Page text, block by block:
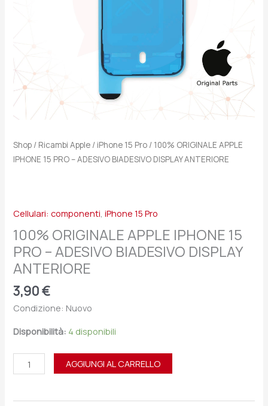
Shop / Ricambi Apple / iPhone 15 Pro / 100% ORIGINALE APPLE
IPHONE 15 PRO – ADESIVO BIADESIVO DISPLAY ANTERIORE
Cellulari: componenti,iPhone 15 Pro
100% ORIGINALE APPLE IPHONE 15
PRO – ADESIVO BIADESIVO DISPLAY
ANTERIORE
3,90€
Condizione: Nuovo
Disponibilità: 4 disponibili
AGGIUNGI AL CARRELLO